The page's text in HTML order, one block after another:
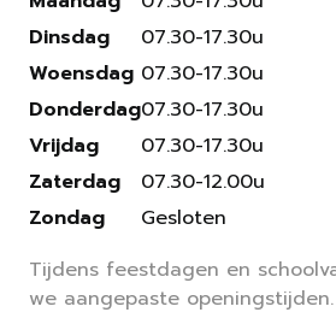
Dinsdag
Woensdag
Donderdag
Vrijdag
Zaterdag
Zondag
07.30-17.30u
07.30-17.30u
07.30-17.30u
07.30-17.30u
07.30-12.00u
Gesloten
Tijdens feestdagen en
we aangepaste openingstijden.